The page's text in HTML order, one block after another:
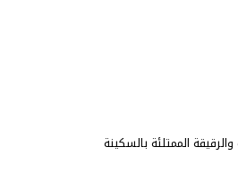
الممتلئة بالسكينة